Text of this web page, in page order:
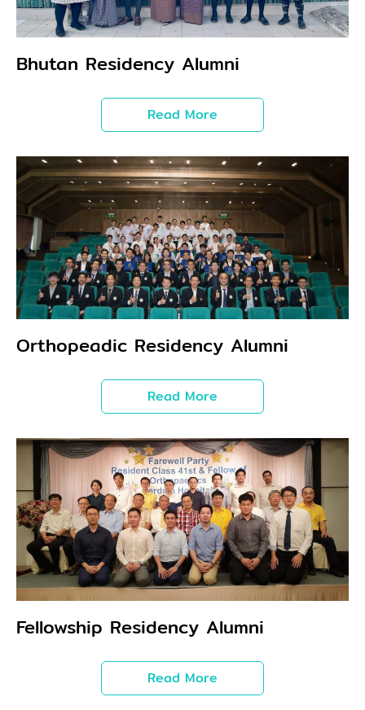
Bhutan Residency Alumni
Read More
Orthopeadic Residency Alumni
Read More
Fellowship Residency Alumni
Read More